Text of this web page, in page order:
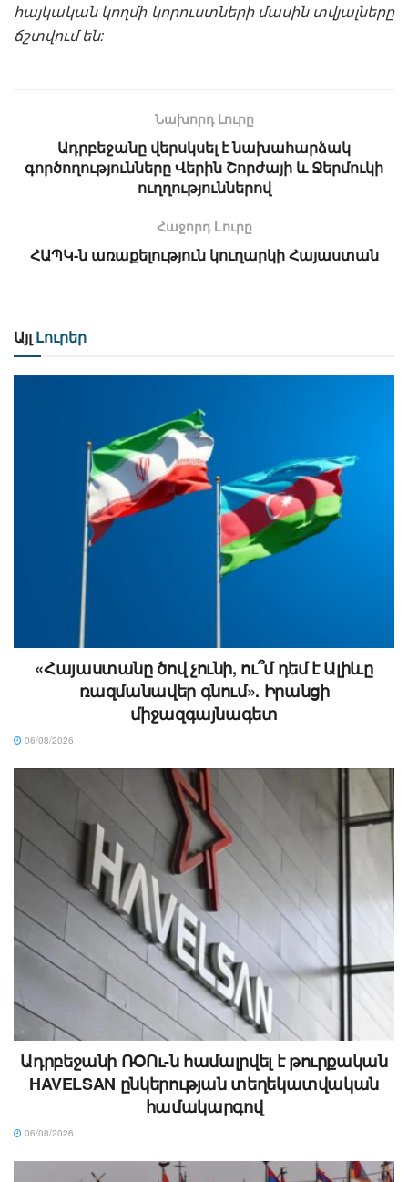
հայկական կողմի կորուստների մասին տվյալները
ճշտվում են:
Նախորդ Լուրը
Ադրբեջանը վերսկսել է նախահարձակ
գործողությունները Վերին Շորժայի և Ջերմուկի
ուղղություններով
Հաջորդ Lուրը
ՀԱՊԿ-ն առաքելություն կուղարկի Հայաստան
Այլ Լուրեր
«Հայաստանը ծով չունի, ու՞մ դեմ է Ալիևը
ռազմանավեր գնում». Իրանցի
միջազգայնագետ
06/08/2026
Ադրբեջանի ՌՕՈւ-ն համալրվել է թուրքական
HAVELSAN ընկերության տեղեկատվական
համակարգով
06/08/2026